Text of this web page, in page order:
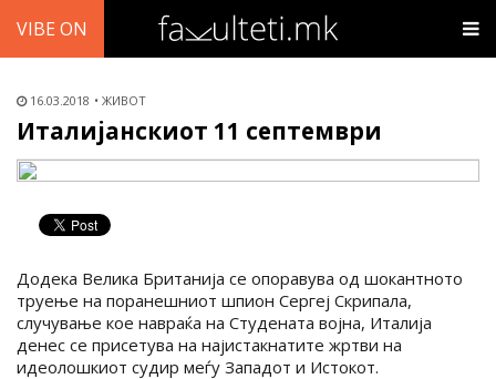
VIBE ON
16.03.2018 ЖИВОТ
Италијанскиот 11 септември
Додека Велика Британија се опоравува од шокантното
труење на поранешниот шпион Сергеј Скрипала,
случување кое навраќа на Студената војна, Италија
денес се присетува на најистакнатите жртви на
идеолошкиот судир меѓу Западот и Истокот.